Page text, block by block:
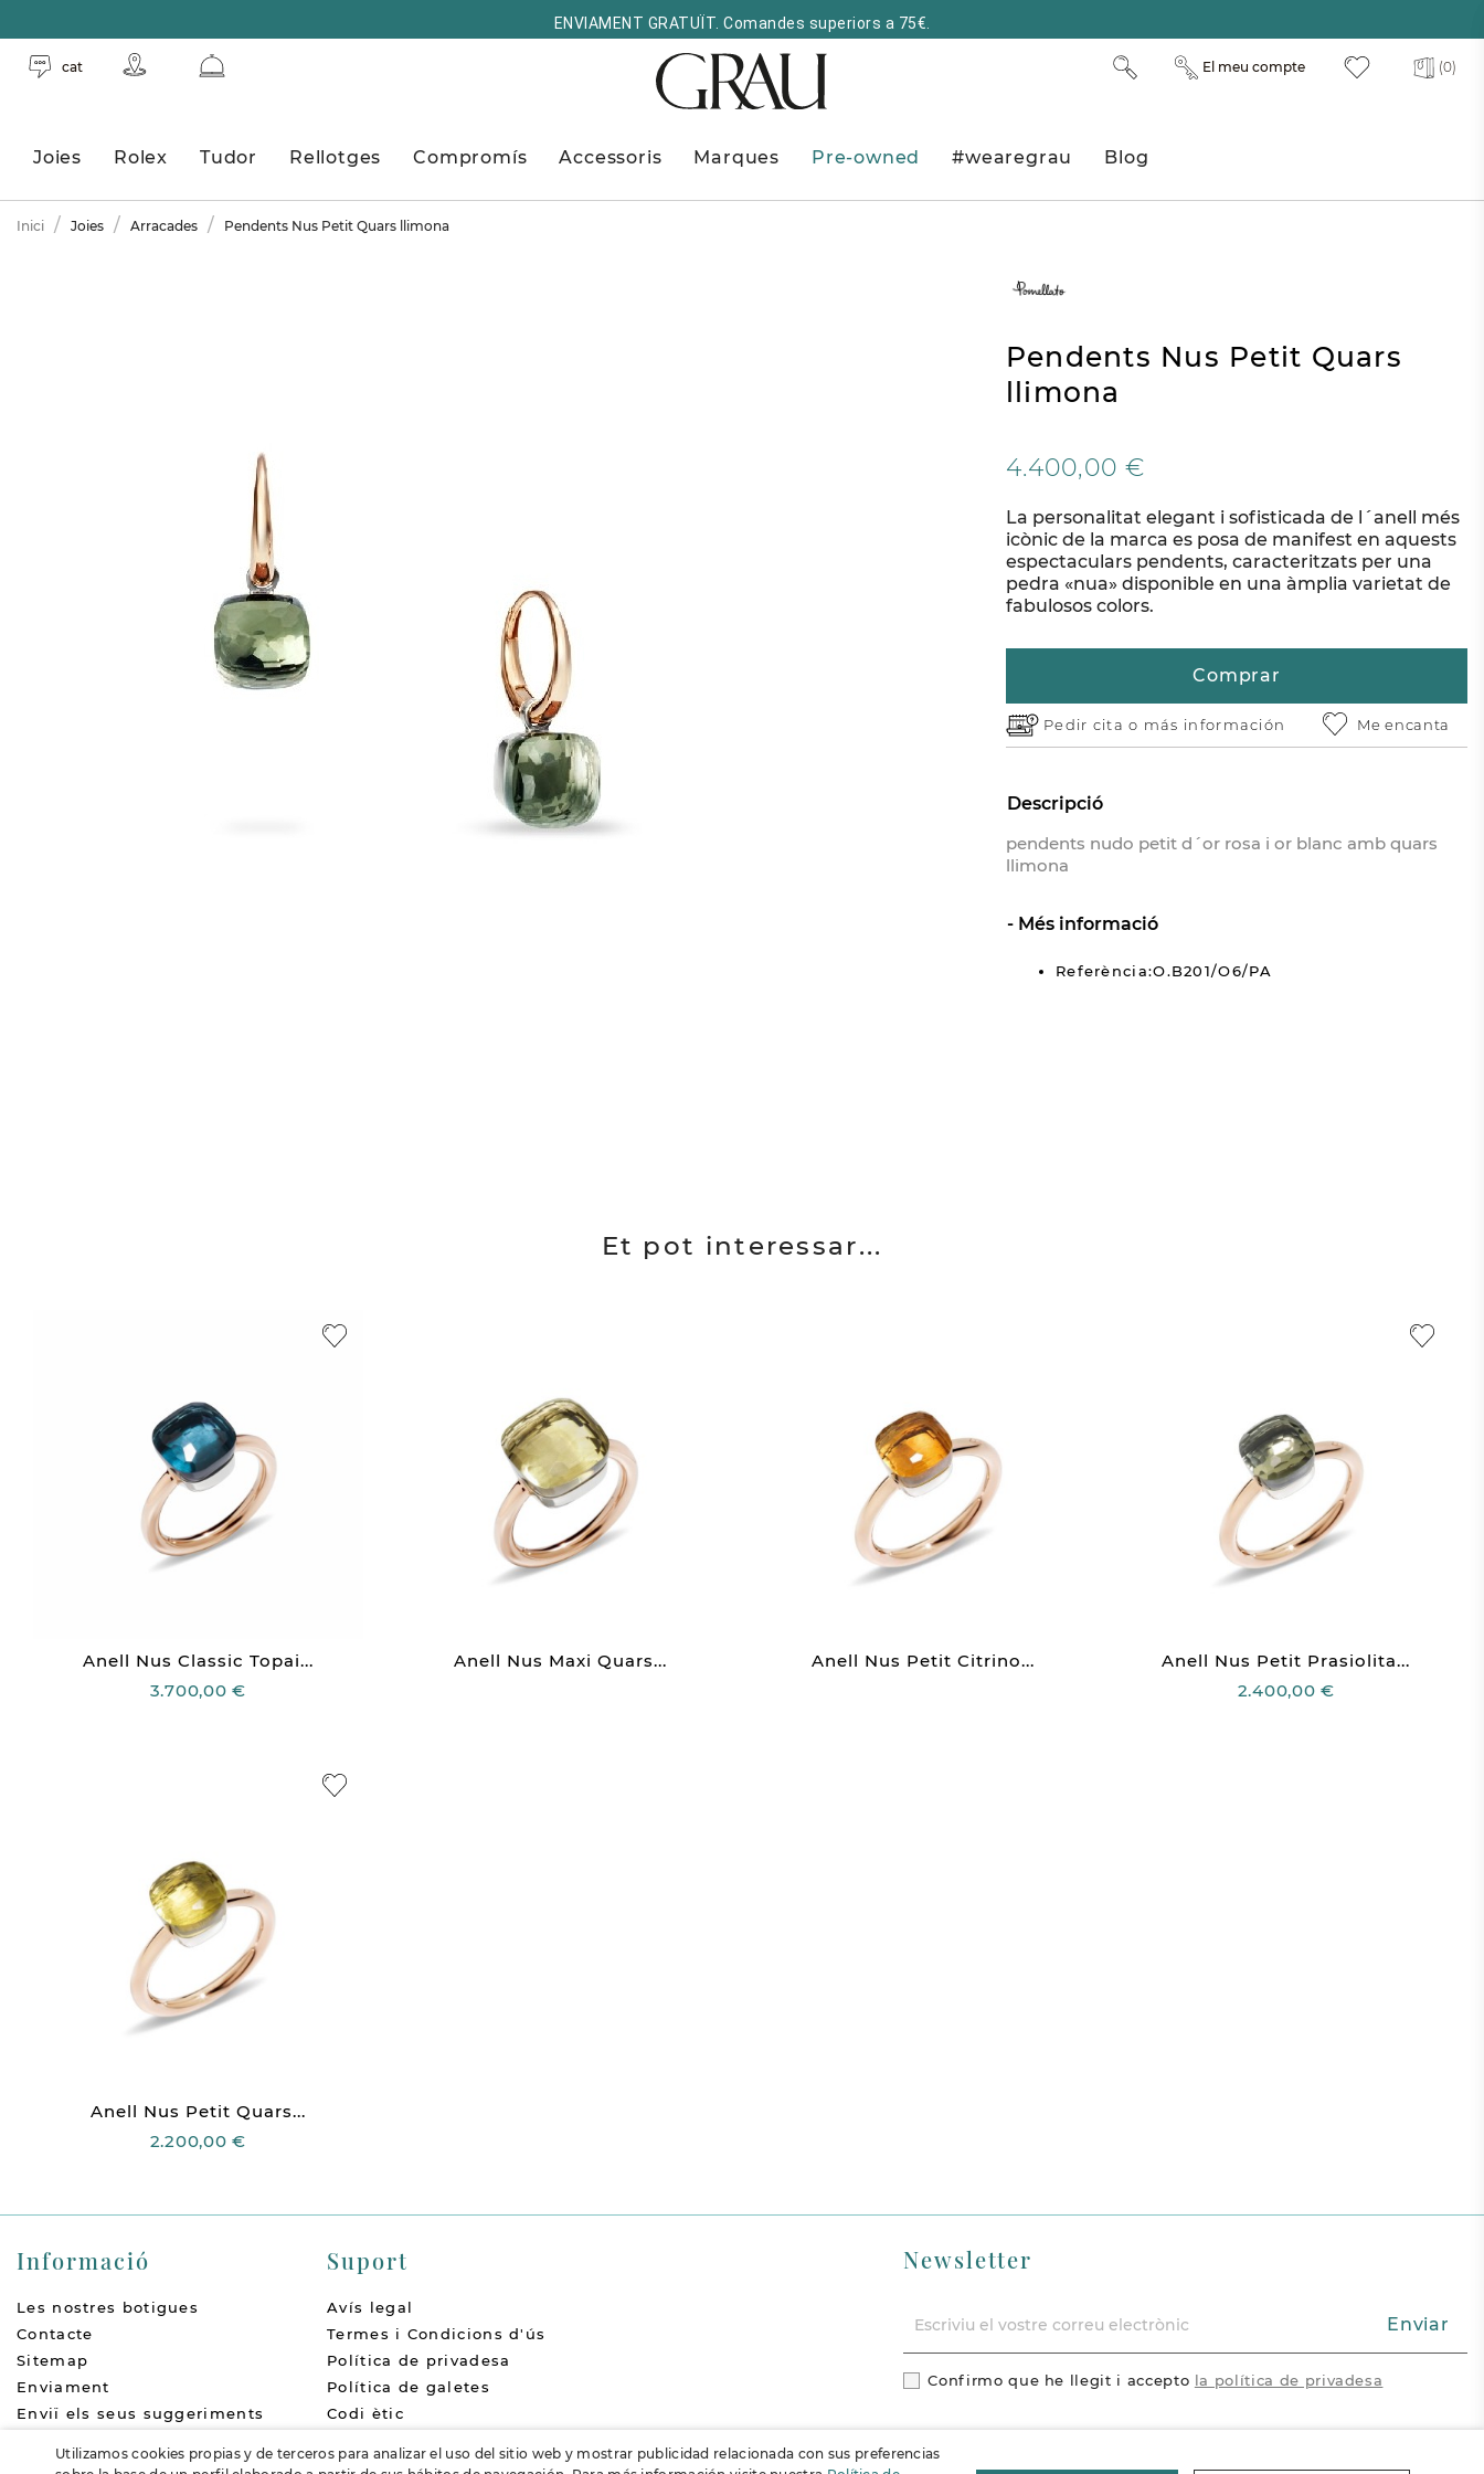
ENVIAMENT GRATUÏT. Comandes superiors a 75€.
cat (0)
El meu compte
Joies Rolex Tudor Rellotges Compromís Accessoris Marques Pre-owned #wearegrau Blog
Inici Joies Arracades Pendents Nus Petit Quars llimona
Pendents Nus Petit Quars
llimona
4.400,00 €
La personalitat elegant i sofisticada de l´anell més
icònic de la marca es posa de manifest en aquests
espectaculars pendents, caracteritzats per una
pedra «nua» disponible en una àmplia varietat de
fabulosos colors.
Comprar
Pedir cita o más información Me encanta
Descripció
pendents nudo petit d´or rosa i or blanc amb quars
llimona
Més informació
Referència:O.B201/O6/PA
Et pot interessar...
Anell Nus Classic Topai...
3.700,00 €
Anell Nus Maxi Quars... Anell Nus Petit Citrino...
Anell Nus Petit Prasiolita...
2.400,00 €
Anell Nus Petit Quars...
2.200,00 €
Informació
Les nostres botigues
Contacte
Sitemap
Enviament
Enviï els seus suggeriments
Accessibilitat
Suport
Avís legal
Termes i Condicions d'ús
Política de privadesa
Política de galetes
Codi ètic
FAQs
Newsletter
Enviar
Confirmo que he llegit i accepto la política de privadesa
Utilizamos cookies propias y de terceros para analizar el uso del sitio web y mostrar publicidad relacionada con sus preferencias